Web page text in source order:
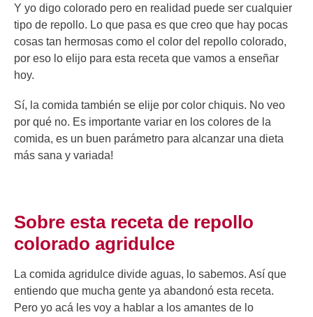
Y yo digo colorado pero en realidad puede ser cualquier
tipo de repollo. Lo que pasa es que creo que hay pocas
cosas tan hermosas como el color del repollo colorado,
por eso lo elijo para esta receta que vamos a enseñar
hoy.
Sí, la comida también se elije por color chiquis. No veo
por qué no. Es importante variar en los colores de la
comida, es un buen parámetro para alcanzar una dieta
más sana y variada!
Sobre esta receta de repollo
colorado agridulce
La comida agridulce divide aguas, lo sabemos. Así que
entiendo que mucha gente ya abandonó esta receta.
Pero yo acá les voy a hablar a los amantes de lo